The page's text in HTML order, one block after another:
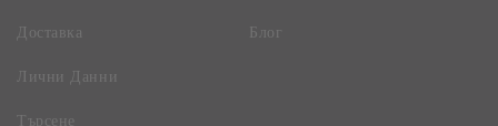
Доставка Блог
Лични Данни
Търсене